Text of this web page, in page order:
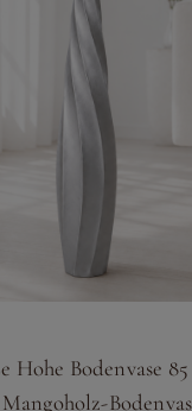
Hohe Bodenvase